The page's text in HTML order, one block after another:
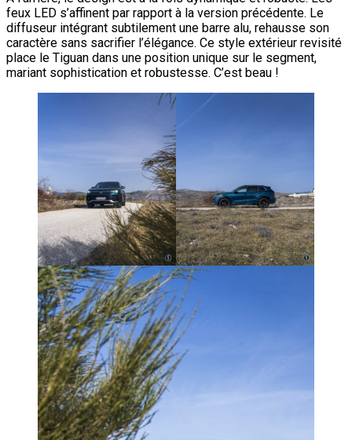
feux LED s’affinent par rapport à la version précédente. Le
diffuseur intégrant subtilement une barre alu, rehausse son
caractère sans sacrifier l’élégance. Ce style extérieur revisité
place le Tiguan dans une position unique sur le segment,
mariant sophistication et robustesse. C’est beau !